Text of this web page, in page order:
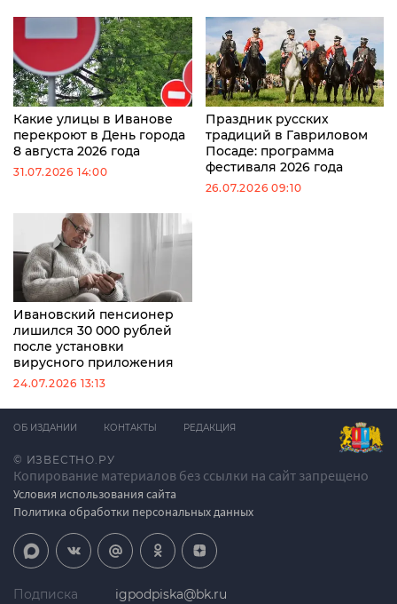
Какие улицы в Иванове
перекроют в День города
8 августа 2026 года
31.07.2026 14:00
Праздник русских
традиций в Гавриловом
Посаде: программа
фестиваля 2026 года
26.07.2026 09:10
Ивановский пенсионер
лишился 30 000 рублей
после установки
вирусного приложения
24.07.2026 13:13
© ИЗВЕСТНО.РУ
Копирование материалов без ссылки на сайт запрещено
Условия использования сайта
Политика обработки персональных данных
ОБ ИЗДАНИИ КОНТАКТЫ РЕДАКЦИЯ
Подписка igpodpiska@bk.ru